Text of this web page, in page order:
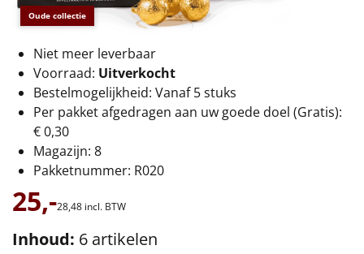
Origineel
Rituals
Luxe
Mannen
Vrouwen
Duurzaam
Leuke
Oude collectie
Niet meer leverbaar
Voorraad: Uitverkocht
Bestelmogelijkheid: Vanaf 5 stuks
Per pakket afgedragen aan uw goede doel (Gratis):
€ 0,30
Magazijn: 8
Pakketnummer: R020
25,-28,48 incl. BTW
Inhoud: 6 artikelen